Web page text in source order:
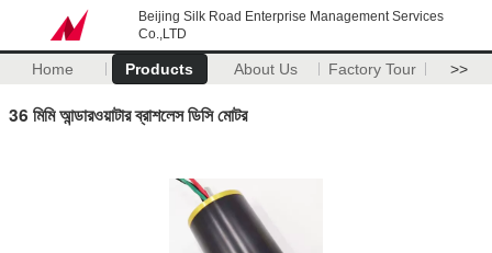
Beijing Silk Road Enterprise Management Services
Co.,LTD
Home Products About Us Factory Tour >>
36 মিমি আন্ডারওয়াটার ব্রাশলেস ডিসি মোটর